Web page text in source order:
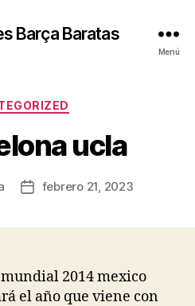
Barça Baratas
Menú
Categorías
ucla
Fechafebrero 21, 2023
el año que viene con